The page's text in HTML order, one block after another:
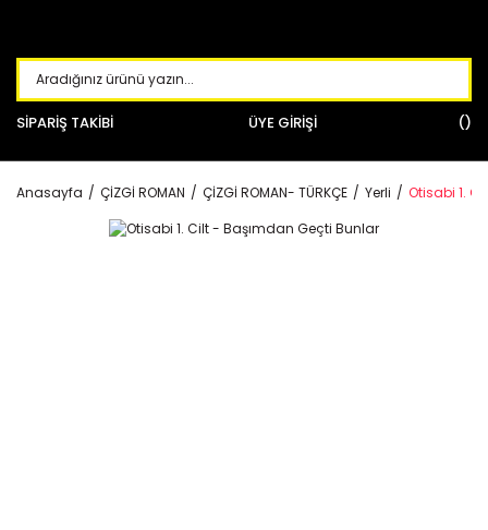
SİPARİŞ TAKİBİ ÜYE GİRİŞİ
Anasayfa ÇİZGİ ROMAN ÇİZGİ ROMAN- TÜRKÇE Yerli Otisabi 1.